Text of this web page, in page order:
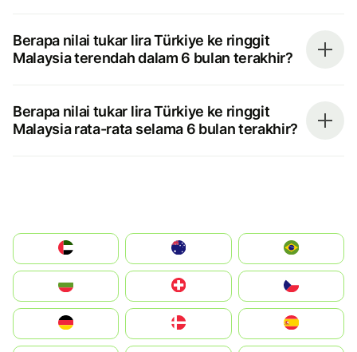
Berapa nilai tukar lira Türkiye ke ringgit
Malaysia terendah dalam 6 bulan terakhir?
Berapa nilai tukar lira Türkiye ke ringgit
Malaysia rata-rata selama 6 bulan terakhir?
الإمارات العربية المتحدة
Switzerland
Deutschland